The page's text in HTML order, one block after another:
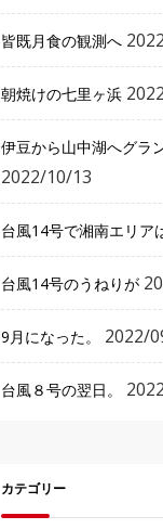
皆既月食の観測へ
朝焼けの七里ヶ浜
伊豆から山中湖へグラ
2022/10/13
台風14号で湘南エリア
台風14号のうねりが
9月になった。 2022/
台風８号の翌日。
カテゴリー